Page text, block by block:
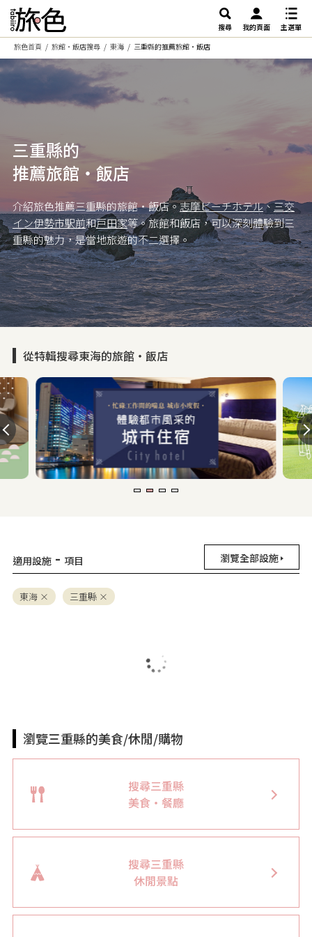
搜尋 我的頁面
主選單
旅色首頁
旅館・飯店搜尋 東海 三重縣的推薦旅館・飯店
三重縣的
推薦旅館・飯店
介紹旅色推薦三重縣的旅館・飯店。志摩ビーチホテル、三交
イン伊勢市駅前和戸田家等。旅館和飯店，可以深刻體驗到三
重縣的魅力，是當地旅遊的不二選擇。
從特輯搜尋東海的旅館・飯店
適用設施 - 項目 瀏覽全部設施
東海 三重縣
瀏覽三重縣的美食/休閒/購物
搜尋三重縣
美食・餐廳
搜尋三重縣
休閒景點